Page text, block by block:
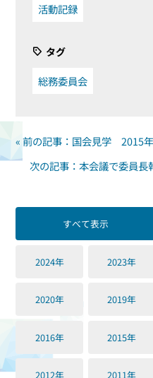
活動記録
タグ
総務委員会
« 前の記事：国会見学 2015
次の記事：本会議で委員
すべて表示
2024年 2023年
2020年 2019年
2016年 2015年
2012年 2011年